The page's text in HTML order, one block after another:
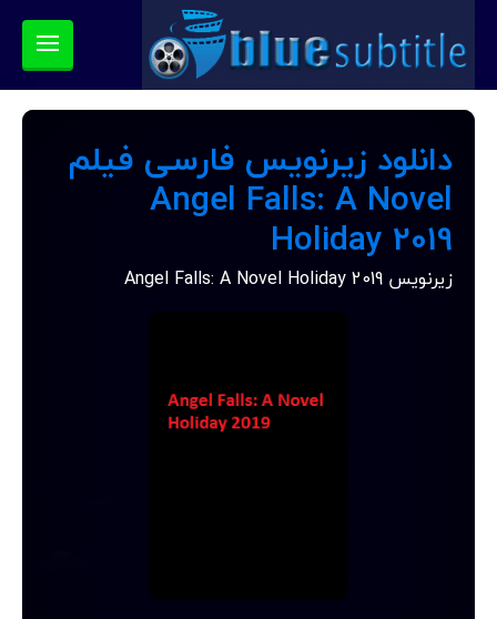
دانلود زیرنویس فارسی فیلم
Angel Falls: A Novel
Holiday 2019
زیرنویس Angel Falls: A Novel Holiday 2019